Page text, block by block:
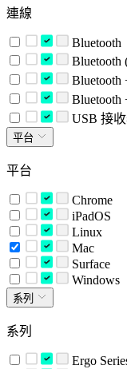
連線
Bluetooth
Bluetooth
Bluetooth
USB 接
平台
平台
Chrome
iPadOS
Linux
Mac
Surface
Windows
系列
系列
Ergo